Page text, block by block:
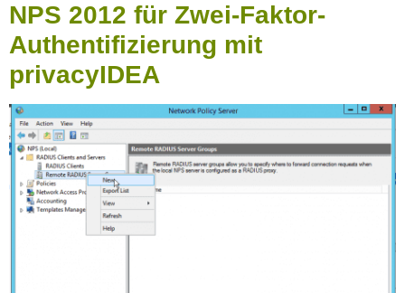
NPS 2012 für Zwei-Faktor-
Authentifizierung mit
privacyIDEA